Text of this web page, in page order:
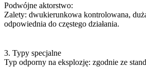
Podwójne aktorstwo:
Zalety: dwukierunkowa kontrolowana,
odpowiednia do częstego działania.
3. Typy specjalne
Typ odporny na eksplozję: zgodnie ze